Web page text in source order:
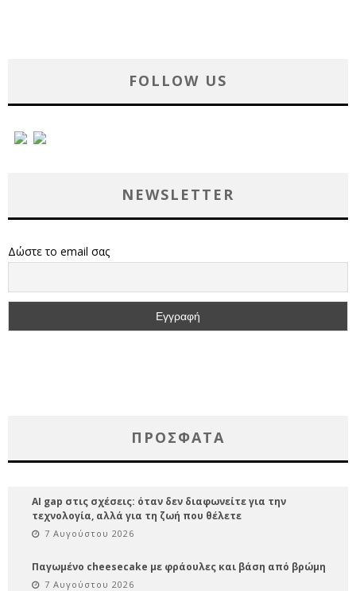
FOLLOW US
NEWSLETTER
Δώστε το email σας
ΠΡΌΣΦΑΤΑ
AI gap στις σχέσεις: όταν δεν διαφωνείτε για την
τεχνολογία, αλλά για τη ζωή που θέλετε
7 Αυγούστου 2026
Παγωμένο cheesecake με φράουλες και βάση από βρώμη
7 Αυγούστου 2026